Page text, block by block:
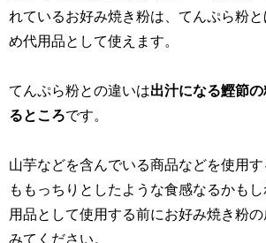
れているお好み焼き粉は、てんぷら粉
め代用品として使えます。
てんぷら粉との違いは出汁になる鰹節
るところです。
山芋などを含んでいる商品などを使用す
ももっちりとしたような食感なるかも
用品として使用する前にお好み焼き粉
みてください。